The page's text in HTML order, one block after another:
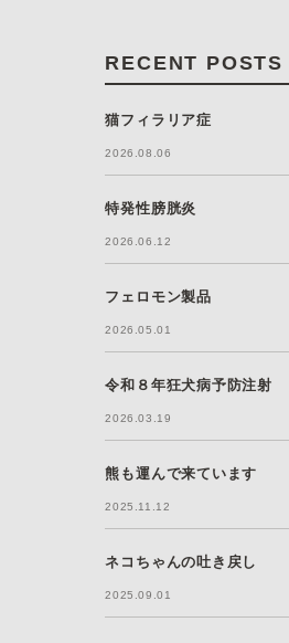
RECENT POSTS
猫フィラリア症
2026.08.06
特発性膀胱炎
2026.06.12
フェロモン製品
2026.05.01
令和８年狂犬病予防注射
2026.03.19
熊も運んで来ています
2025.11.12
ネコちゃんの吐き戻し
2025.09.01